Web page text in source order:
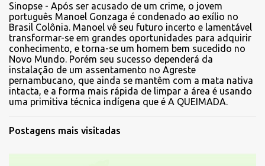
Sinopse - Após ser acusado de um crime, o jovem
português Manoel Gonzaga é condenado ao exílio no
Brasil Colônia. Manoel vê seu futuro incerto e lamentável
transformar-se em grandes oportunidades para adquirir
conhecimento, e torna-se um homem bem sucedido no
Novo Mundo. Porém seu sucesso dependerá da
instalação de um assentamento no Agreste
pernambucano, que ainda se mantêm com a mata nativa
intacta, e a forma mais rápida de limpar a área é usando
uma primitiva técnica indígena que é A QUEIMADA.
Postagens mais visitadas